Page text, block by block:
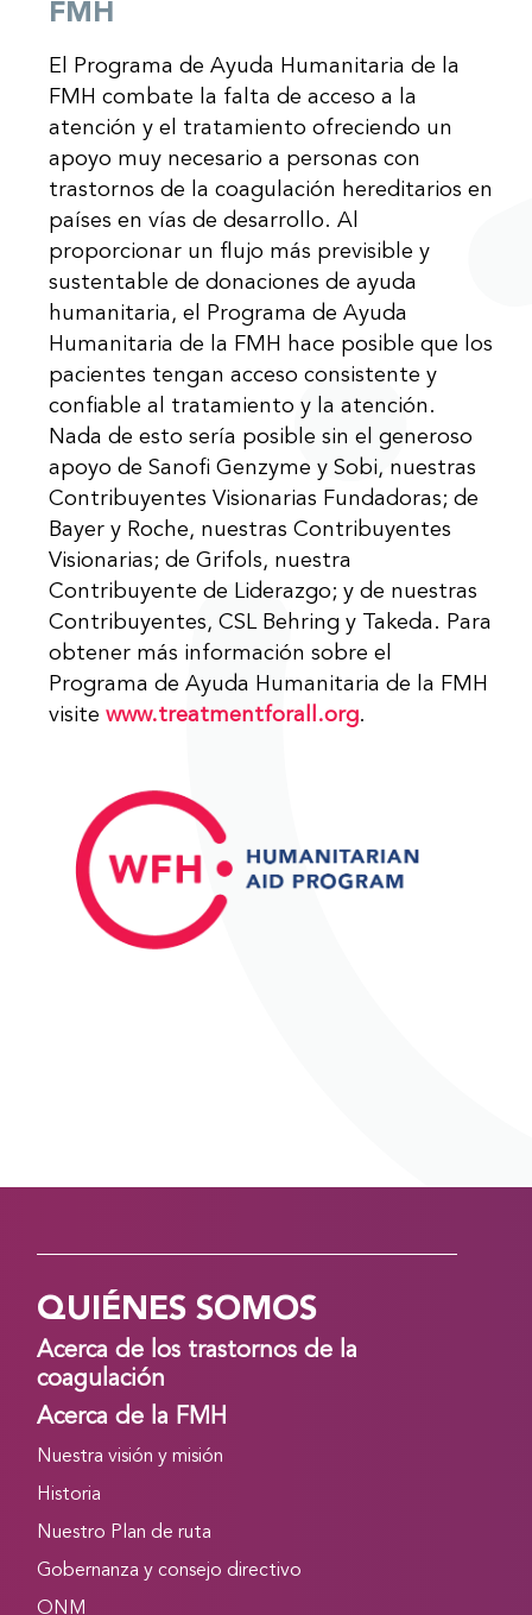
FMH
El Programa de Ayuda Humanitaria de la
FMH combate la falta de acceso a la
atención y el tratamiento ofreciendo un
apoyo muy necesario a personas con
trastornos de la coagulación hereditarios en
países en vías de desarrollo. Al
proporcionar un flujo más previsible y
sustentable de donaciones de ayuda
humanitaria, el Programa de Ayuda
Humanitaria de la FMH hace posible que los
pacientes tengan acceso consistente y
confiable al tratamiento y la atención.
Nada de esto sería posible sin el generoso
apoyo de Sanofi Genzyme y Sobi, nuestras
Contribuyentes Visionarias Fundadoras; de
Bayer y Roche, nuestras Contribuyentes
Visionarias; de Grifols, nuestra
Contribuyente de Liderazgo; y de nuestras
Contribuyentes, CSL Behring y Takeda. Para
obtener más información sobre el
Programa de Ayuda Humanitaria de la FMH
visitewww.treatmentforall.org.
QUIÉNES SOMOS
Acerca de los trastornos de la
coagulación
Acerca de la FMH
Nuestra visión y misión
Historia
Nuestro Plan de ruta
Gobernanza y consejo directivo
ONM